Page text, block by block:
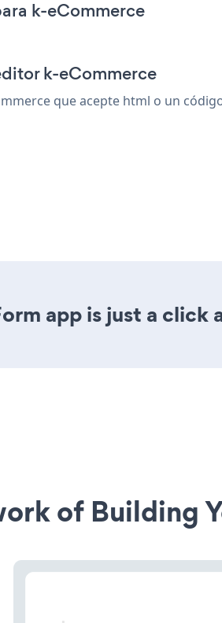
k-eCommerce
k-eCommerce
que acepte html o un
app is just a click
of Building